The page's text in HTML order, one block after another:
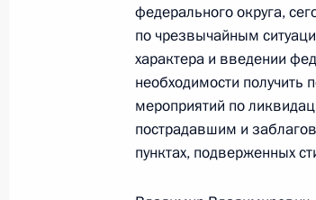
Встреча с
26 июля 2026 года
федерального округа,
по чрезвычайным
характера и введении
необходимости
мероприятий по
пострадавшим и
пунктах, подверженных